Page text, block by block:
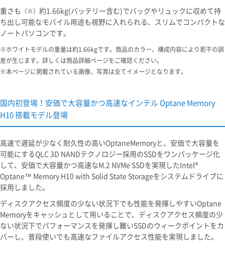
重さも （※） 約1.66kg(バッテリー含む)でバッグやリュックに収めて持
ち出し可能なモバイル用途も視野に入れられる、スリムでコンパクトな
ノートパソコンです。
※ホワイトモデルの重量は約1.66kgです。商品のカラー、構成内容により若干の誤
差が生じます。詳しくは商品詳細ページをご確認ください。
※本ページに掲載されている画像、写真は全てイメージとなります。
国内初登場！安価で大容量かつ高速なインテル Optane Memory
H10 搭載モデル登場
高速で遅延が少なく耐久性の高いOptaneMemoryと、安価で大容量を
可能にするQLC 3D NANDテクノロジー採用のSSDをワンパッケージ化
して、安価で大容量かつ高速なM.2 NVMe SSDを実現したIntel®
Optane™ Memory H10 with Solid State Storageをシステムドライブに
採用しました。
ディスクアクセス頻度の少ない状況下でも性能を発揮しやすいOptane
Memoryをキャッシュとして用いることで、ディスクアクセス頻度の少
ない状況下でパフォーマンスを発揮し難いSSDのウィークポイントをカ
バーし、普段使いでも高速なファイルアクセス性能を実現しました。